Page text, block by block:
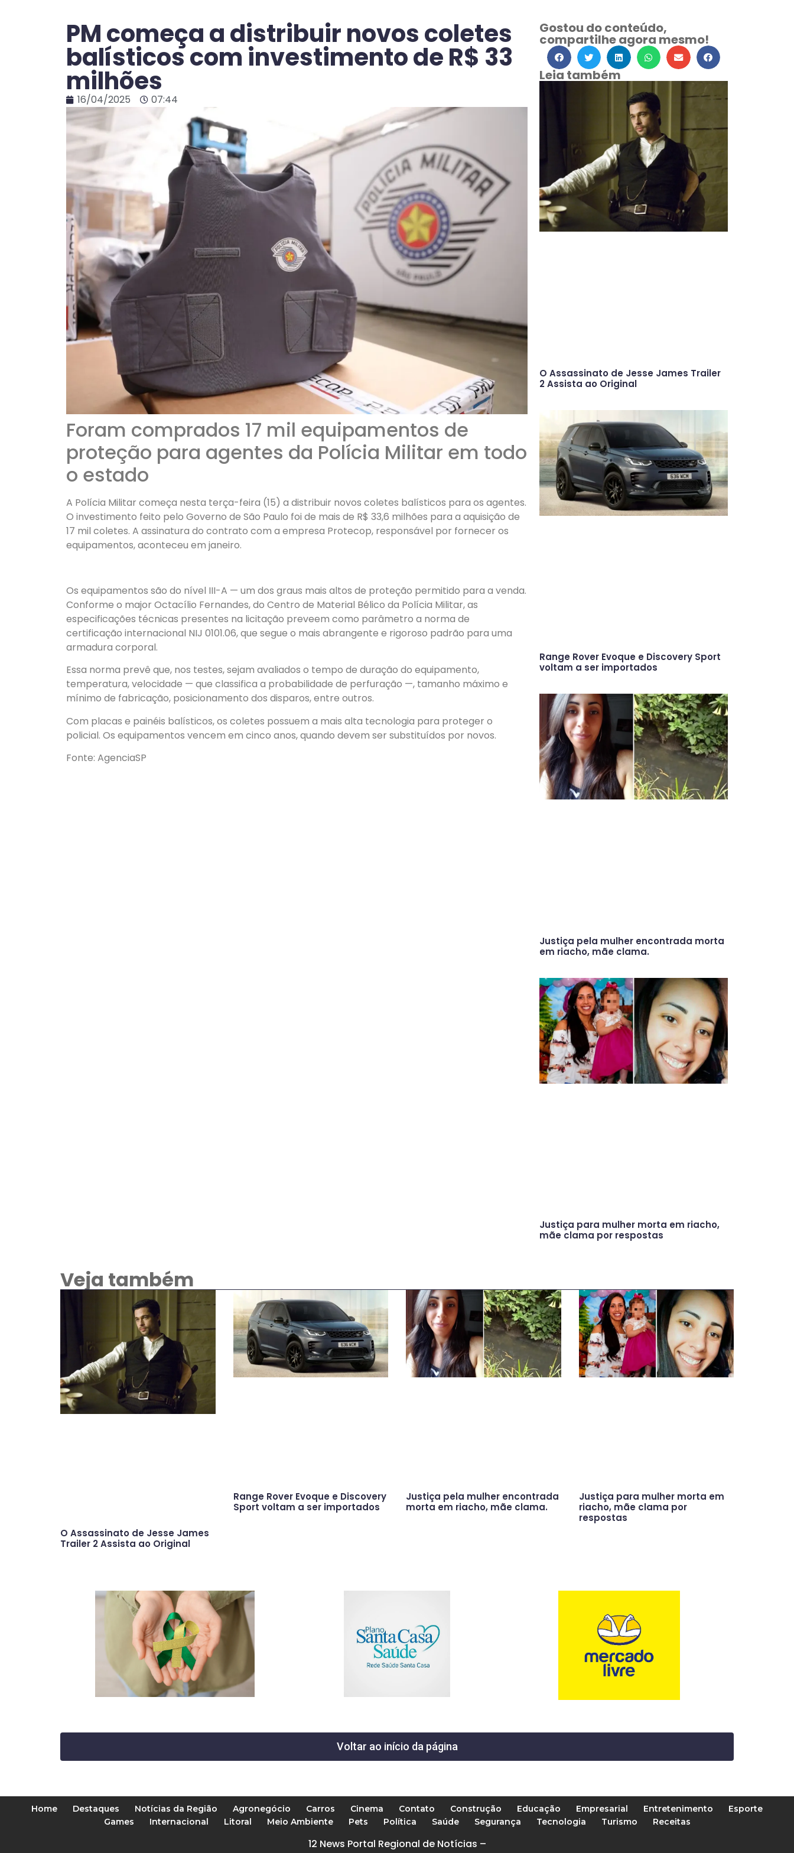
PM começa a distribuir novos coletes
balísticos com investimento de R$ 33
milhões
16/04/2025 07:44
Foram comprados 17 mil equipamentos de
proteção para agentes da Polícia Militar em todo
o estado
A Polícia Militar começa nesta terça-feira (15) a distribuir novos coletes balísticos para os agentes.
O investimento feito pelo Governo de São Paulo foi de mais de R$ 33,6 milhões para a aquisição de
17 mil coletes. A assinatura do contrato com a empresa Protecop, responsável por fornecer os
equipamentos, aconteceu em janeiro.
Os equipamentos são do nível III-A — um dos graus mais altos de proteção permitido para a venda.
Conforme o major Octacílio Fernandes, do Centro de Material Bélico da Polícia Militar, as
especificações técnicas presentes na licitação preveem como parâmetro a norma de
certificação internacional NIJ 0101.06, que segue o mais abrangente e rigoroso padrão para uma
armadura corporal.
Essa norma prevê que, nos testes, sejam avaliados o tempo de duração do equipamento,
temperatura, velocidade — que classifica a probabilidade de perfuração —, tamanho máximo e
mínimo de fabricação, posicionamento dos disparos, entre outros.
Com placas e painéis balísticos, os coletes possuem a mais alta tecnologia para proteger o
policial. Os equipamentos vencem em cinco anos, quando devem ser substituídos por novos.
Fonte: AgenciaSP
Gostou do conteúdo,
compartilhe agora mesmo!
Leia também
O Assassinato de Jesse James Trailer
2 Assista ao Original
Range Rover Evoque e Discovery Sport
voltam a ser importados
Justiça pela mulher encontrada morta
em riacho, mãe clama.
Justiça para mulher morta em riacho,
mãe clama por respostas
Veja também
O Assassinato de Jesse James
Trailer 2 Assista ao Original
Range Rover Evoque e Discovery
Sport voltam a ser importados
Justiça pela mulher encontrada
morta em riacho, mãe clama.
Justiça para mulher morta em
riacho, mãe clama por
respostas
Voltar ao início da página
Home Destaques Notícias da Região Agronegócio Carros Cinema Contato Construção Educação Empresarial Entretenimento
Esporte
Games
Internacional Litoral Meio Ambiente Pets Política Saúde Segurança Tecnologia Turismo Receitas
12 News Portal Regional de Notícias –